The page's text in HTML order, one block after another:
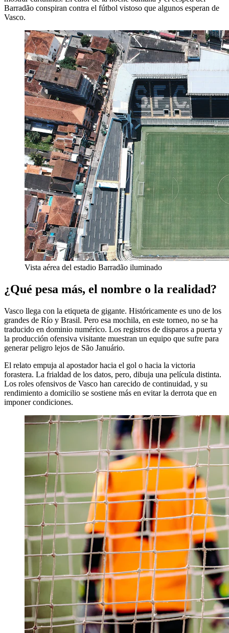
Barradão conspiran contra el fútbol vistoso que algunos esperan de
Vasco.
Vista aérea del estadio Barradão iluminado
¿Qué pesa más, el nombre o la realidad?
Vasco llega con la etiqueta de gigante. Históricamente es uno de los
grandes de Río y Brasil. Pero esa mochila, en este torneo, no se ha
traducido en dominio numérico. Los registros de disparos a puerta y
la producción ofensiva visitante muestran un equipo que sufre para
generar peligro lejos de São Januário.
El relato empuja al apostador hacia el gol o hacia la victoria
forastera. La frialdad de los datos, pero, dibuja una película distinta.
Los roles ofensivos de Vasco han carecido de continuidad, y su
rendimiento a domicilio se sostiene más en evitar la derrota que en
imponer condiciones.